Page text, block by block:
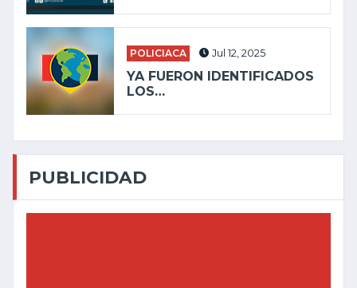
POLICIACA Jul 12, 2025
YA FUERON IDENTIFICADOS
LOS…
PUBLICIDAD